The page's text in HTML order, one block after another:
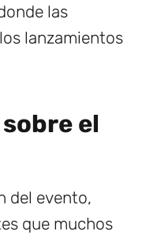
las
lanzamientos
el
del evento,
que muchos